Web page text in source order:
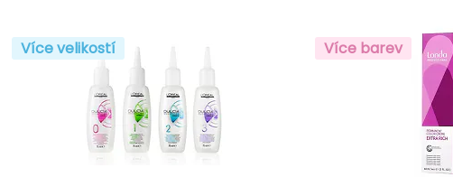
Více velikostí Více barev